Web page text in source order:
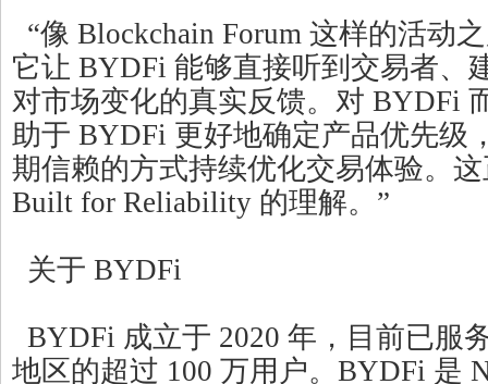
“像 Blockchain Forum 这样的活动
它让 BYDFi 能够直接听到交易者、
对市场变化的真实反馈。对 BYDFi
助于 BYDFi 更好地确定产品优先级
期信赖的方式持续优化交易体验。
Built for Reliability 的理解。”
关于 BYDFi
BYDFi 成立于 2020 年，目前已服
地区的超过 100 万用户。BYDFi 是